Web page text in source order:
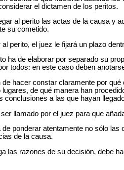
el dictamen de los peritos.
al perito las actas de la causa y
su cometido.
perito, el juez le fijará un plazo
ha de elaborar por separado su
todos: en este caso deben
hacer constar claramente por qué
de qué manera han
conclusiones a las que hayan
llamado por el juez para que
ponderar atentamente no sólo las
de la causa.
las razones de su decisión, debe